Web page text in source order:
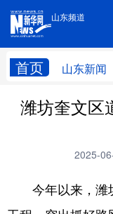
山东频道
首页 山东新闻
手机版
学习进行时
科技
潍坊奎文区
2025-
今年以来，潍